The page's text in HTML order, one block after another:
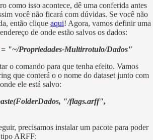
como isso acontece, dê uma conferida antes
você não ficará com dúvidas. Se você não
então clique aqui! Agora, vamos definir uma
de onde estão salvos os dados:
= "~/Propriedades-Multirrotulo/Dados"
o comando para que tenha efeito. Vamos
que conterá o o nome do dataset junto com
ele está salvo:
"/flags.arff",
precisamos instalar um pacote para poder
ARFF: